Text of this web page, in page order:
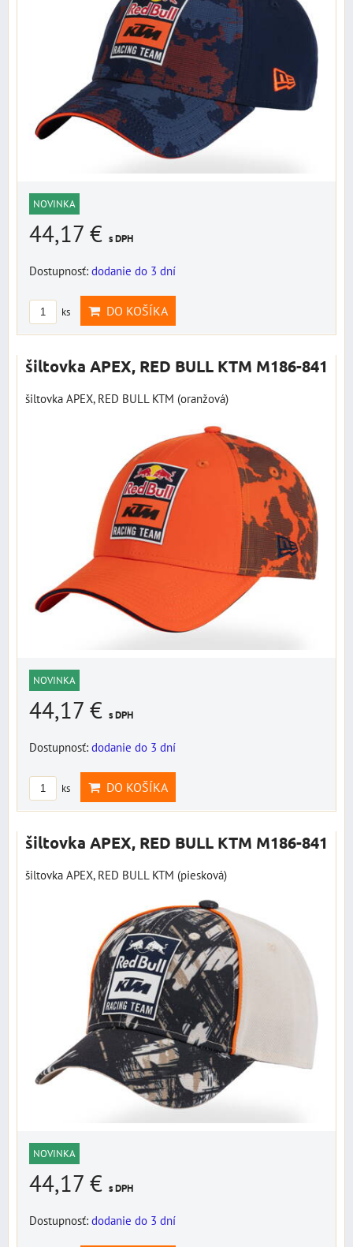
NOVINKA
44,17 € s DPH
Dostupnosť: dodanie do 3 dní
ks DO KOŠÍKA
šiltovka APEX, RED BULL KTM M186-841
šiltovka APEX, RED BULL KTM (oranžová)
NOVINKA
44,17 € s DPH
Dostupnosť: dodanie do 3 dní
ks DO KOŠÍKA
šiltovka APEX, RED BULL KTM M186-841
šiltovka APEX, RED BULL KTM (piesková)
NOVINKA
44,17 € s DPH
Dostupnosť: dodanie do 3 dní